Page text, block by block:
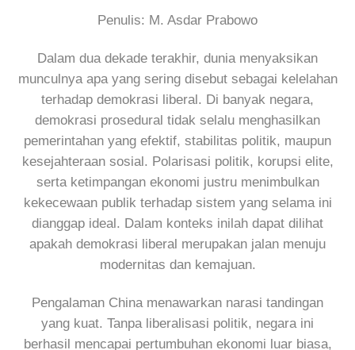
Penulis: M. Asdar Prabowo
Dalam dua dekade terakhir, dunia menyaksikan
munculnya apa yang sering disebut sebagai kelelahan
terhadap demokrasi liberal. Di banyak negara,
demokrasi prosedural tidak selalu menghasilkan
pemerintahan yang efektif, stabilitas politik, maupun
kesejahteraan sosial. Polarisasi politik, korupsi elite,
serta ketimpangan ekonomi justru menimbulkan
kekecewaan publik terhadap sistem yang selama ini
dianggap ideal. Dalam konteks inilah dapat dilihat
apakah demokrasi liberal merupakan jalan menuju
modernitas dan kemajuan.
Pengalaman China menawarkan narasi tandingan
yang kuat. Tanpa liberalisasi politik, negara ini
berhasil mencapai pertumbuhan ekonomi luar biasa,